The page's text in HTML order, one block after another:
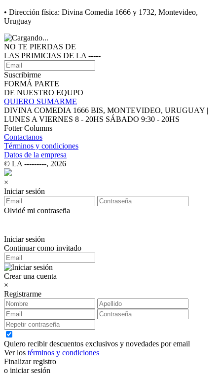
•⁠ ⁠Dirección física: Divina Comedia 1666 y 1732, Montevideo,
Uruguay
NO TE PIERDAS DE
LAS PRIMICIAS DE LA ‑‑‑‑‑
Suscribirme
FORMÁ PARTE
DE NUESTRO EQUPO
QUIERO SUMARME
DIVINA COMEDIA 1666 BIS, MONTEVIDEO, URUGUAY |
LUNES A VIERNES 8 - 20HS SÁBADO 9:30 - 20HS
Fotter Columns
Contactanos
Términos y condiciones
Datos de la empresa
© LA ‑‑‑‑‑‑‑‑‑, 2026
×
Iniciar sesión
Olvidé mi contraseña
Iniciar sesión
Continuar como invitado
Crear una cuenta
×
Registrarme
Quiero recibir descuentos exclusivos y novedades por email
Ver los términos y condiciones
Finalizar registro
o iniciar sesión